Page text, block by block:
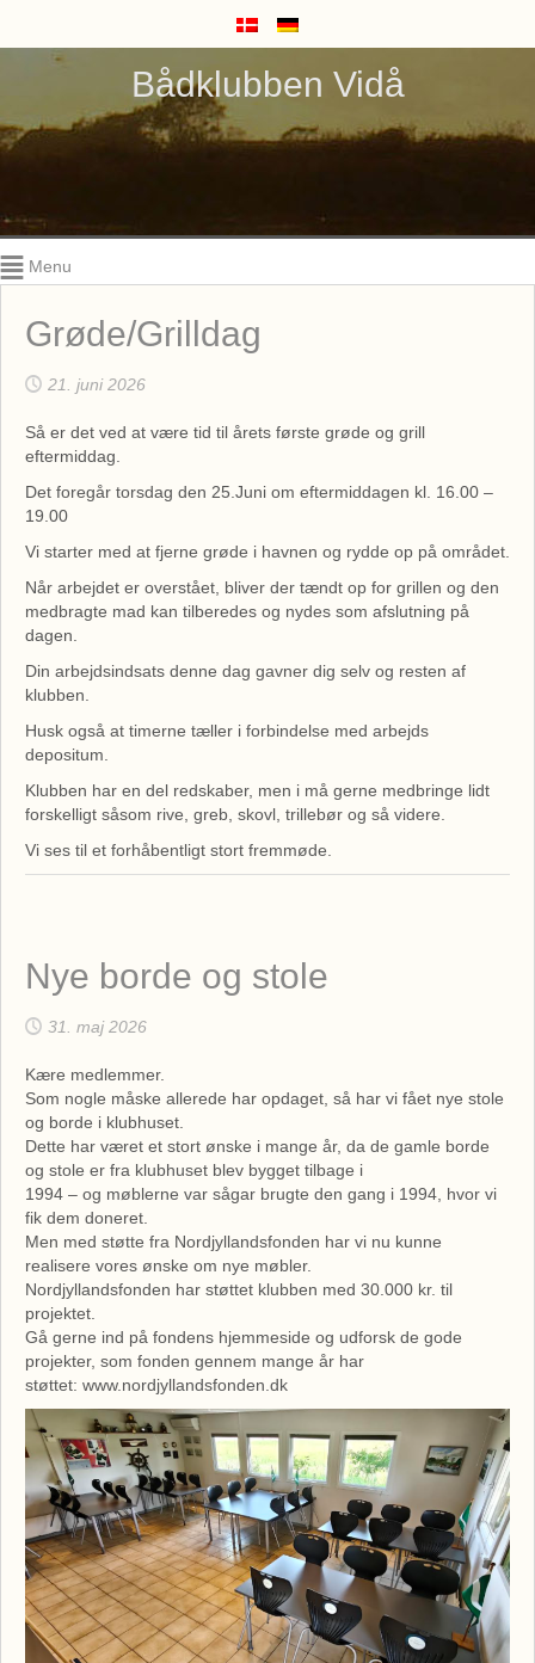
Bådklubben Vidå
Menu
Grøde/Grilldag
21. juni 2026
Så er det ved at være tid til årets første grøde og grill
eftermiddag.
Det foregår torsdag den 25.Juni om eftermiddagen kl. 16.00 –
19.00
Vi starter med at fjerne grøde i havnen og rydde op på området.
Når arbejdet er overstået, bliver der tændt op for grillen og den
medbragte mad kan tilberedes og nydes som afslutning på
dagen.
Din arbejdsindsats denne dag gavner dig selv og resten af
klubben.
Husk også at timerne tæller i forbindelse med arbejds
depositum.
Klubben har en del redskaber, men i må gerne medbringe lidt
forskelligt såsom rive, greb, skovl, trillebør og så videre.
Vi ses til et forhåbentligt stort fremmøde.
Nye borde og stole
31. maj 2026
Kære medlemmer.
Som nogle måske allerede har opdaget, så har vi fået nye stole
og borde i klubhuset.
Dette har været et stort ønske i mange år, da de gamle borde
og stole er fra klubhuset blev bygget tilbage i
1994 – og møblerne var sågar brugte den gang i 1994, hvor vi
fik dem doneret.
Men med støtte fra Nordjyllandsfonden har vi nu kunne
realisere vores ønske om nye møbler.
Nordjyllandsfonden har støttet klubben med 30.000 kr. til
projektet.
Gå gerne ind på fondens hjemmeside og udforsk de gode
projekter, som fonden gennem mange år har
støttet: www.nordjyllandsfonden.dk